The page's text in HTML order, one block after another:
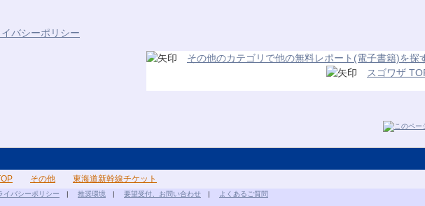
その他のカテゴリで他の無料レポート(電子書籍)を探
スゴワザ
その他 東海道新幹線チケット
イバシーポリシー 推奨環境 要望受付、お問い合わせ よくあるご質問